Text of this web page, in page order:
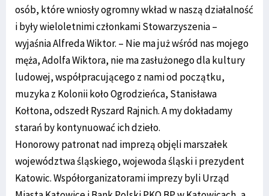
osób, które wniosły ogromny wkład w naszą działalność
i były wieloletnimi członkami Stowarzyszenia –
wyjaśnia Alfreda Wiktor. – Nie ma już wśród nas mojego
męża, Adolfa Wiktora, nie ma zasłużonego dla kultury
ludowej, współpracującego z nami od początku,
muzyka z Kolonii koło Ogrodzieńca, Stanisława
Kołtona, odszedł Ryszard Rajnich. A my dokładamy
starań by kontynuować ich dzieło.
Honorowy patronat nad imprezą objęli marszałek
województwa śląskiego, wojewoda śląski i prezydent
Katowic. Współorganizatorami imprezy byli Urząd